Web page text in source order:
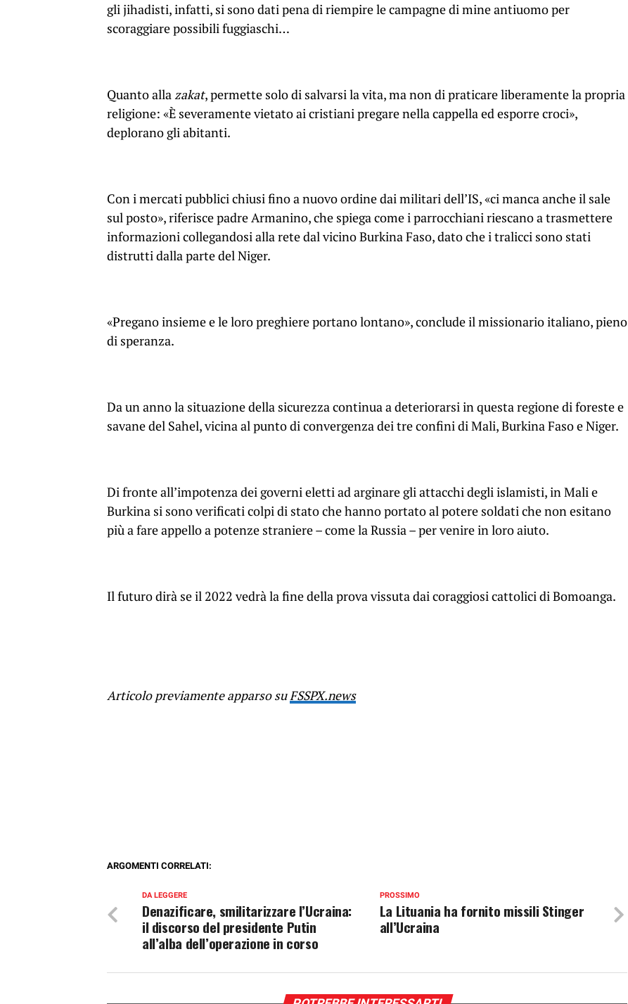
gli jihadisti, infatti, si sono dati pena di riempire le campagne di mine antiuomo per
scoraggiare possibili fuggiaschi…
Quanto allazakat, permette solo di salvarsi la vita, ma non di praticare liberamente la propria
religione: «È severamente vietato ai cristiani pregare nella cappella ed esporre croci»,
deplorano gli abitanti.
Con i mercati pubblici chiusi fino a nuovo ordine dai militari dell’IS, «ci manca anche il sale
sul posto», riferisce padre Armanino, che spiega come i parrocchiani riescano a trasmettere
informazioni collegandosi alla rete dal vicino Burkina Faso, dato che i tralicci sono stati
distrutti dalla parte del Niger.
«Pregano insieme e le loro preghiere portano lontano», conclude il missionario italiano, pieno
di speranza.
Da un anno la situazione della sicurezza continua a deteriorarsi in questa regione di foreste e
savane del Sahel, vicina al punto di convergenza dei tre confini di Mali, Burkina Faso e Niger.
Di fronte all’impotenza dei governi eletti ad arginare gli attacchi degli islamisti, in Mali e
Burkina si sono verificati colpi di stato che hanno portato al potere soldati che non esitano
più a fare appello a potenze straniere – come la Russia – per venire in loro aiuto.
Il futuro dirà se il 2022 vedrà la fine della prova vissuta dai coraggiosi cattolici di Bomoanga.
Articolo previamente apparso suFSSPX.news
ARGOMENTI CORRELATI:
PROSSIMO
La Lituania ha fornito missili Stinger
all’Ucraina
DA LEGGERE
Denazificare, smilitarizzare l’Ucraina:
il discorso del presidente Putin
all’alba dell’operazione in corso